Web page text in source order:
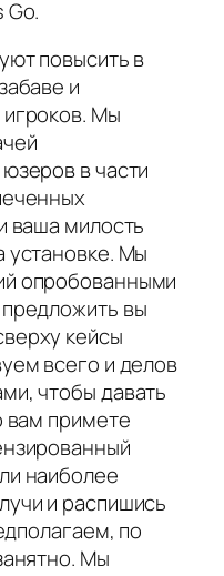
повысить в
и
Мы
в части
ваша милость
установке. Мы
опробованными
вы
кейсы
всего и делов
чтобы давать
вам примете
наиболее
и распишись
по
Мы